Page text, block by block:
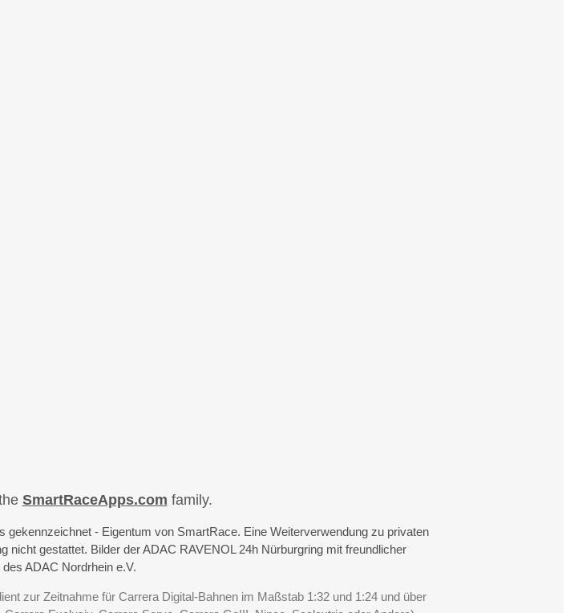
SmartRaceApps.com family.
- Eigentum von SmartRace. Eine Weiterverwendung zu privaten
gestattet. Bilder der ADAC RAVENOL 24h Nürburgring mit freundlicher
ADAC Nordrhein e.V.
zur Zeitnahme für Carrera Digital-Bahnen im Maßstab 1:32 und 1:24 und über